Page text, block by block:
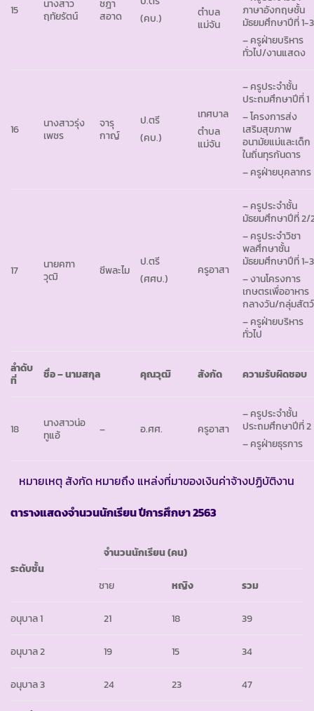
15
นางสาว
ฤทัยรัตน์
ชฎา
สอาด
(คบ.)
ตำบล
แม่จัน
ภาษาอังกฤษชั้น
มัธยมศึกษาปีที่ 1-3
– ครูฝ่ายบริหาร
ทั่วไป/งานแสดง
16
นางสาวรุ่ง
เพชร
จารุ
กาญ์
ป.ตรี
(คบ.)
เทศบาล
ตำบล
แม่จัน
– ครูประจำชั้น
ประถมศึกษาปีที่ 1
– โครงการส่ง
เสริมสุขภาพ
อนามัยแม่และเด็ก
ในถิ่นทุรกันดาร
– ครูฝ่ายบุคลากร
17
นายคฑา
วุฒิ
ชีพละไม
ป.ตรี
(ศศบ.)
ครูอาสา
– ครูประจำชั้น
มัธยมศึกษาปีที่ 2/
– ครูประจำวิชา
พลศึกษาชั้น
มัธยมศึกษาปีที่ 1-3
– งานโครงการ
เกษตรเพื่ออาหาร
กลางวัน/กลุ่มสัตว์
– ครูฝ่ายบริหาร
ทั่วไป
ลำดับ
ที่
ชื่อ – นามสกุล คุณวุฒิ สังกัด ความรับผิดชอบ
18
นางสาวน่อ
ทูแอ้
– อ.ศศ. ครูอาสา
– ครูประจำชั้น
ประถมศึกษาปีที่ 2
– ครูฝ่ายธุรการ
หมายเหตุ สังกัด หมายถึง แหล่งที่มาของเงินค่าจ้างปฏิบัติงาน
ตารางแสดงจำนวนนักเรียน ปีการศึกษา2563
ระดับชั้น
จำนวนนักเรียน (คน)
ชาย หญิง รวม
อนุบาล 1 21 18 39
อนุบาล 2 19 15 34
อนุบาล 3 24 23 47